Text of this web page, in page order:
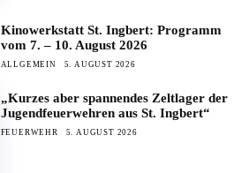
Kinowerkstatt St. Ingbert: Programm
vom 7. – 10. August 2026
ALLGEMEIN 5. AUGUST 2026
„Kurzes aber spannendes Zeltlager der
Jugendfeuerwehren aus St. Ingbert“
FEUERWEHR 5. AUGUST 2026